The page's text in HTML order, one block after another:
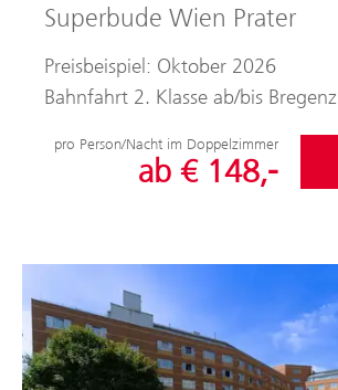
Superbude Wien Prater
Preisbeispiel: Oktober 2026
Bahnfahrt 2. Klasse ab/bis Bregenz
pro Person/Nacht im Doppelzimmer
ab € 148,-